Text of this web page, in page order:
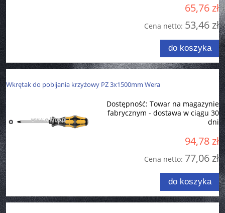
65,76 zł
Cena netto: 53,46 zł
do koszyka
Wkrętak do pobijania krzyżowy PZ 3x1500mm Wera
Dostępność: Towar na magazynie
fabrycznym - dostawa w ciągu 30
dni
94,78 zł
Cena netto: 77,06 zł
do koszyka